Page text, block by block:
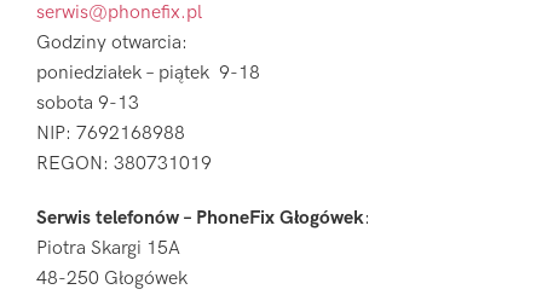
serwis@phonefix.pl
Godziny otwarcia:
poniedziałek – piątek 9-18
sobota 9-13
NIP: 7692168988
REGON: 380731019
Serwis telefonów – PhoneFix Głogówek:
Piotra Skargi 15A
48-250 Głogówek